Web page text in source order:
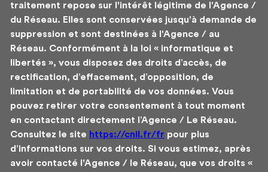
traitement repose sur l'intérêt légitime de l'Agence /
du Réseau. Elles sont conservées jusqu'à demande de
suppression et sont destinées à l'Agence / au
Réseau. Conformément à la loi « informatique et
libertés », vous disposez des droits d’accès, de
rectification, d’effacement, d’opposition, de
limitation et de portabilité de vos données. Vous
pouvez retirer votre consentement à tout moment
en contactant directement l’Agence / Le Réseau.
Consultez le site https://cnil.fr/fr pour plus
d’informations sur vos droits. Si vous estimez, après
avoir contacté l'Agence / le Réseau, que vos droits «